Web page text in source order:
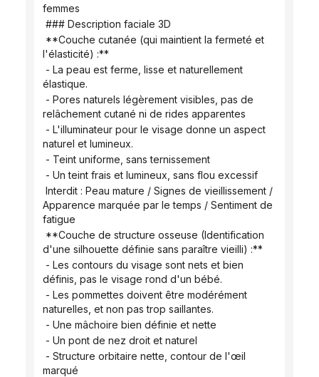
femmes
### Description faciale 3D
l'élasticité) :**
élastique.
relâchement cutané ni de rides apparentes
naturel et lumineux.
- Teint uniforme, sans ternissement
- Un teint frais et lumineux, sans flou excessif
Apparence marquée par le temps / Sentiment de
fatigue
d'une silhouette définie sans paraître vieilli) :**
définis, pas le visage rond d'un bébé.
naturelles, et non pas trop saillantes.
- Une mâchoire bien définie et nette
- Un pont de nez droit et naturel
marqué